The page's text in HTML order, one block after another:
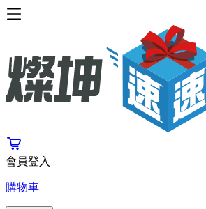
會員登入
購物車